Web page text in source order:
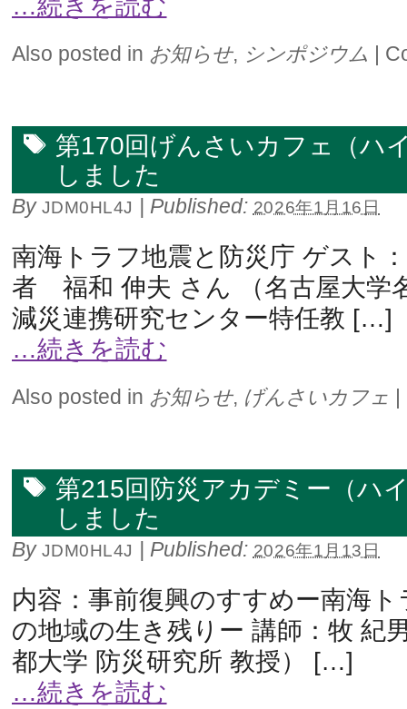
Also posted in お知らせ, シンポジウム |
第170回げんさいカフェ（ハ
しました
By JDM0HL4J | Published: 2026年1月16日
南海トラフ地震と防災庁 ゲスト
者 福和 伸夫 さん （名古屋大学
減災連携研究センター特任教 […]
…続きを読む
Also posted in お知らせ, げんさいカフェ |
第215回防災アカデミー（ハ
しました
By JDM0HL4J | Published: 2026年1月13日
内容：事前復興のすすめー南海ト
の地域の生き残りー 講師：牧 紀
都大学 防災研究所 教授） […]
…続きを読む